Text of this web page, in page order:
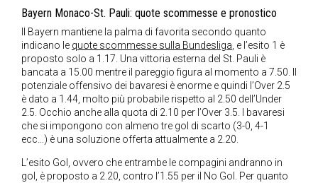
Bayern Monaco-St. Pauli: quote scommesse e pronostico
Il Bayern mantiene la palma di favorita secondo quanto
indicano le quote scommesse sulla Bundesliga, e l’esito 1 è
proposto solo a 1.17. Una vittoria esterna del St. Pauli è
bancata a 15.00 mentre il pareggio figura al momento a 7.50. Il
potenziale offensivo dei bavaresi è enorme e quindi l’Over 2.5
è dato a 1.44, molto più probabile rispetto al 2.50 dell’Under
2.5. Occhio anche alla quota di 2.10 per l’Over 3.5. I bavaresi
che si impongono con almeno tre gol di scarto (3-0, 4-1
ecc…) è una soluzione offerta attualmente a 2.20.
L’esito Gol, ovvero che entrambe le compagini andranno in
gol, è proposto a 2.20, contro l’1.55 per il No Gol. Per quanto